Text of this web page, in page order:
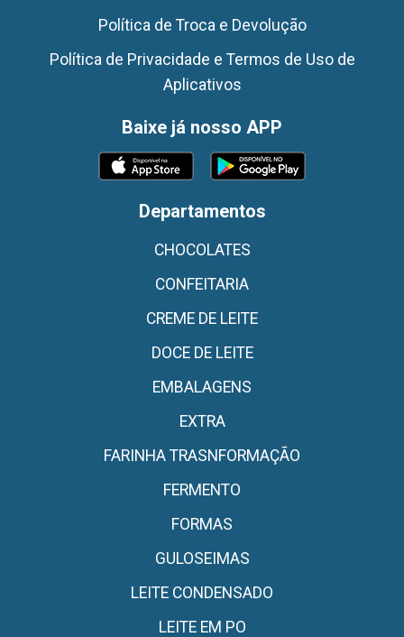
Política de Troca e Devolução
Política de Privacidade e Termos de Uso de
Aplicativos
Baixe já nosso APP
Departamentos
CHOCOLATES
CONFEITARIA
CREME DE LEITE
DOCE DE LEITE
EMBALAGENS
EXTRA
FARINHA TRASNFORMAÇÃO
FERMENTO
FORMAS
GULOSEIMAS
LEITE CONDENSADO
LEITE EM PO